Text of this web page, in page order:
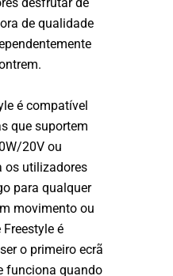
de qualidade
é compatível
que suportem
20V ou
os utilizadores
para qualquer
movimento ou
é
o primeiro ecrã
funciona quando